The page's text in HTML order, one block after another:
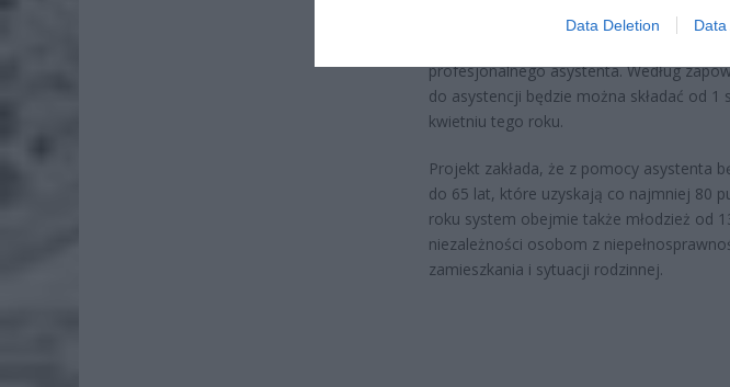
Data Deletion Data
Ustawa o asystencji osobistej osób z
profesjonalnego asystenta. Według
do asystencji będzie można składać od
kwietniu tego roku.
Projekt zakłada, że z pomocy asystenta
do 65 lat, które uzyskają co najmniej 80
roku system obejmie także młodzież od
niezależności osobom z
zamieszkania i sytuacji rodzinnej.